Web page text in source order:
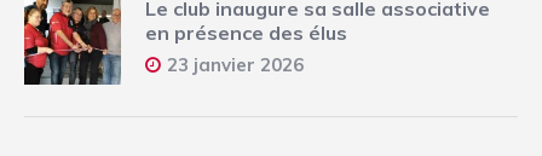
Le club inaugure sa salle associative
en présence des élus
23 janvier 2026